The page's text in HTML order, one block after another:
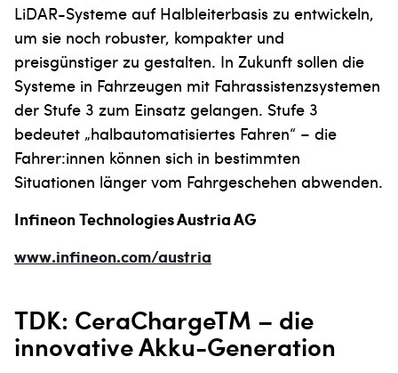
LiDAR-Systeme auf Halbleiterbasis zu entwickeln,
um sie noch robuster, kompakter und
preisgünstiger zu gestalten. In Zukunft sollen die
Systeme in Fahrzeugen mit Fahrassistenzsystemen
der Stufe 3 zum Einsatz gelangen. Stufe 3
bedeutet „halbautomatisiertes Fahren“ – die
Fahrer:innen können sich in bestimmten
Situationen länger vom Fahrgeschehen abwenden.
Infineon Technologies Austria AG
www.infineon.com/austria
TDK: CeraChargeTM – die
innovative Akku-Generation